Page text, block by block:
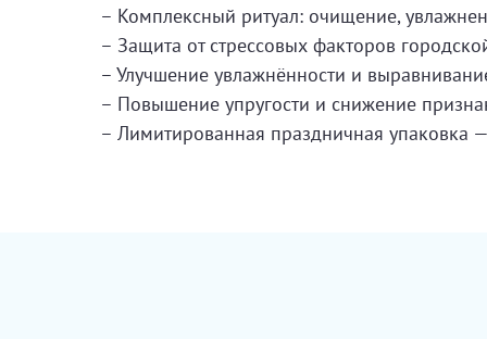
– Комплексный ритуал: очищение,
– Защита от стрессовых факторов
– Улучшение увлажнённости и
– Повышение упругости и снижение
– Лимитированная праздничная упаковка